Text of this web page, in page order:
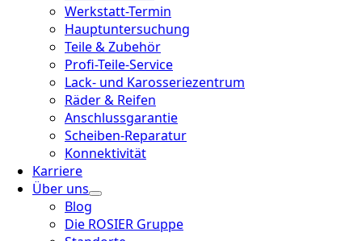
Werkstatt-Termin
Hauptuntersuchung
Teile & Zubehör
Profi-Teile-Service
Lack- und Karosseriezentrum
Räder & Reifen
Anschlussgarantie
Scheiben-Reparatur
Konnektivität
Karriere
Über uns
Blog
Die ROSIER Gruppe